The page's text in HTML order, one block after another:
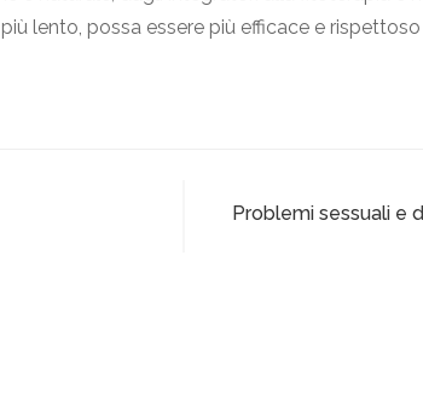
lento, possa essere più efficace e
Problemi sessuali e